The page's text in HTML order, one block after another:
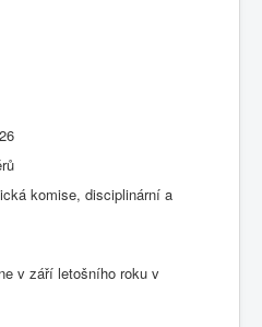
komise, disciplinární a
v září letošního roku v